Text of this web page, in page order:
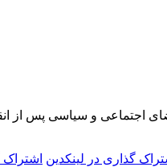
اجتماعی و سیاسی پس از
گذاری در لینکدین اشتراک